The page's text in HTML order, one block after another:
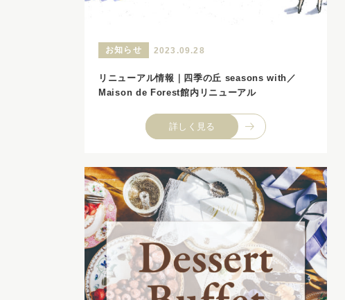
お知らせ 2023.09.28
リニューアル情報｜四季の丘 seasons with／
Maison de Forest館内リニューアル
詳しく見る